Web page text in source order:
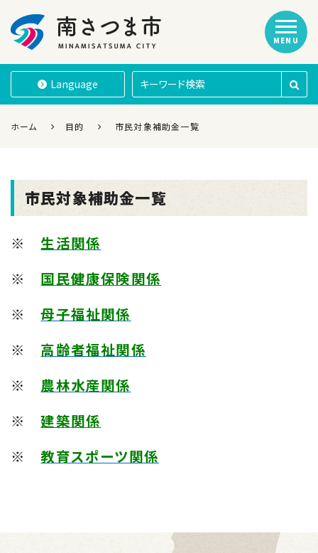
南さつま市
Language
MENU
ホーム 目的 市民対象補助金一覧
市民対象補助金一覧
※
生活関係
※
国民健康保険関係
※
母子福祉関係
※
高齢者福祉関係
※
農林水産関係
※
建築関係
※
教育スポーツ関係